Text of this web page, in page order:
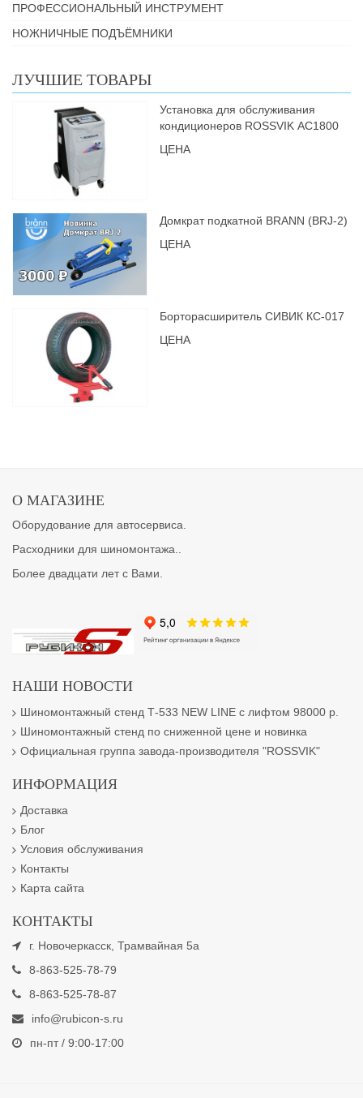
ПРОФЕССИОНАЛЬНЫЙ ИНСТРУМЕНТ
НОЖНИЧНЫЕ ПОДЪЁМНИКИ
ЛУЧШИЕ ТОВАРЫ
Установка для обслуживания
кондиционеров ROSSVIK АС1800
ЦЕНА
Домкрат подкатной BRANN (BRJ-2)
ЦЕНА
Борторасширитель СИВИК КС-017
ЦЕНА
О МАГАЗИНЕ
Оборудование для автосервиса.
Расходники для шиномонтажа..
Более двадцати лет с Вами.
НАШИ НОВОСТИ
Шиномонтажный стенд Т-533 NEW LINE с лифтом 98000 р.
Шиномонтажный стенд по сниженной цене и новинка
Официальная группа завода-производителя "ROSSVIK"
ИНФОРМАЦИЯ
Доставка
Блог
Условия обслуживания
Контакты
Карта сайта
КОНТАКТЫ
г. Новочеркасск, Трамвайная 5а
8-863-525-78-79
8-863-525-78-87
info@rubicon-s.ru
пн-пт / 9:00-17:00